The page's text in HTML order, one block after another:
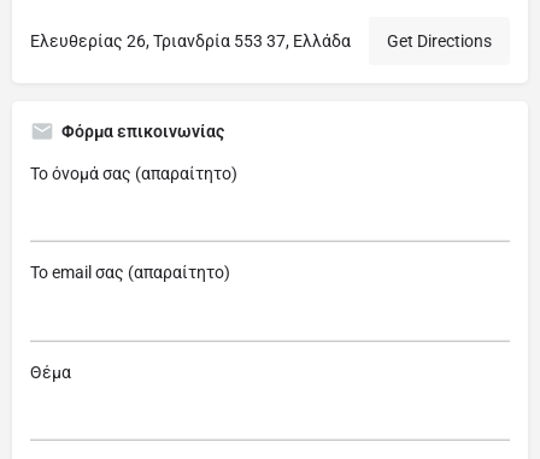
Ελευθερίας 26, Τριανδρία 553 37, Ελλάδα Get Directions
Φόρμα επικοινωνίας
Το όνομά σας (απαραίτητο)
Το email σας (απαραίτητο)
Θέμα